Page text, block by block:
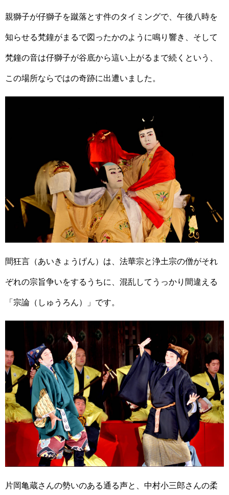
親獅子が仔獅子を蹴落とす件のタイミングで、午後八時を
知らせる梵鐘がまるで図ったかのように鳴り響き、そして
梵鐘の音は仔獅子が谷底から這い上がるまで続くという、
この場所ならではの奇跡に出遭いました。
間狂言（あいきょうげん）は、法華宗と浄土宗の僧がそれ
ぞれの宗旨争いをするうちに、混乱してうっかり間違える
「宗論（しゅうろん）」です。
片岡亀蔵さんの勢いのある通る声と、中村小三郎さんの柔